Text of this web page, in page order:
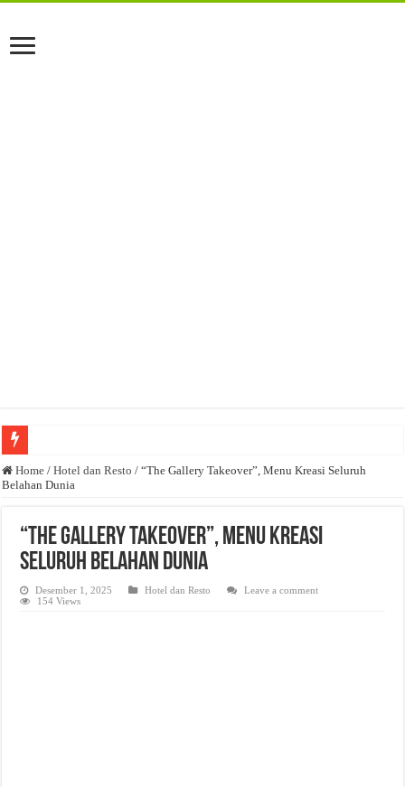
Anda butuh promosi usaha? Kontak ke Email redaksi@bisnisnasional.com
Dibutuhkan Marketing. Lamaran di-email ke redaksi@bisnisnasional.com
Home / Hotel dan Resto / “The Gallery Takeover”, Menu Kreasi Seluruh
Belahan Dunia
“The Gallery Takeover”, Menu Kreasi
Seluruh Belahan Dunia
Desember 1, 2025 Hotel dan Resto
Leave a comment
154 Views